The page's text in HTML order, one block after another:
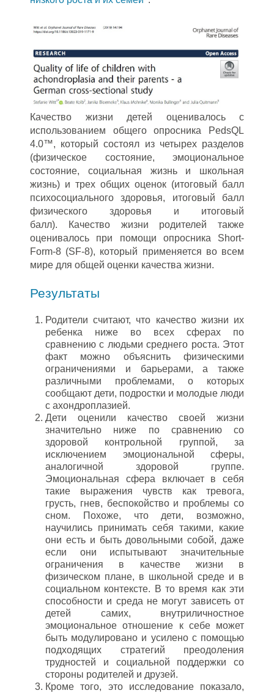
Качество жизни детей оценивалось с
использованием общего опросника PedsQL
4.0™, который состоял из четырех разделов
(физическое состояние, эмоциональное
состояние, социальная жизнь и школьная
жизнь) и трех общих оценок (итоговый балл
психосоциального здоровья, итоговый балл
физического здоровья и итоговый
балл). Качество жизни родителей также
оценивалось при помощи опросника Short-
Form-8 (SF-8), который применяется во всем
мире для общей оценки качества жизни.
Результаты
Родители считают, что качество жизни их
ребенка ниже во всех сферах по
сравнению с людьми среднего роста. Этот
факт можно объяснить физическими
ограничениями и барьерами, а также
различными проблемами, о которых
сообщают дети, подростки и молодые люди
с ахондроплазией.
Дети оценили качество своей жизни
значительно ниже по сравнению со
здоровой контрольной группой, за
исключением эмоциональной сферы,
аналогичной здоровой группе.
Эмоциональная сфера включает в себя
такие выражения чувств как тревога,
грусть, гнев, беспокойство и проблемы со
сном. Похоже, что дети, возможно,
научились принимать себя такими, какие
они есть и быть довольными собой, даже
если они испытывают значительные
ограничения в качестве жизни в
физическом плане, в школьной среде и в
социальном контексте. В то время как эти
способности и среда не могут зависеть от
детей самих, внутриличностное
эмоциональное отношение к себе может
быть модулировано и усилено с помощью
подходящих стратегий преодоления
трудностей и социальной поддержки со
стороны родителей и друзей.
Кроме того, это исследование показало,